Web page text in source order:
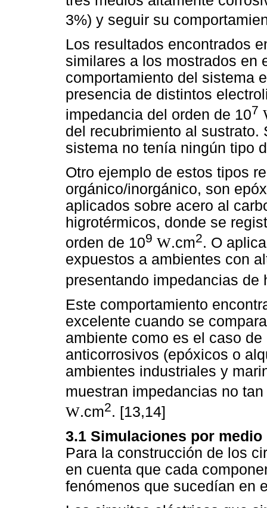
3%) y seguir su
Los resultados encontrados
similares a los mostrados en
comportamiento del sistema
presencia de distintos
impedancia del orden de 107
del recubrimiento al sustrato.
sistema no tenía ningún tipo
Otro ejemplo de estos tipos
orgánico/inorgánico, son
aplicados sobre acero al
higrotérmicos, donde se
orden de 109 W.cm2. O
expuestos a ambientes con
presentando impedancias de
Este comportamiento
excelente cuando se
ambiente como es el caso
anticorrosivos (epóxicos o
ambientes industriales y
muestran impedancias no
W.cm2. [13,14]
3.1 Simulaciones por
Para la construcción de los
en cuenta que cada
fenómenos que sucedían en